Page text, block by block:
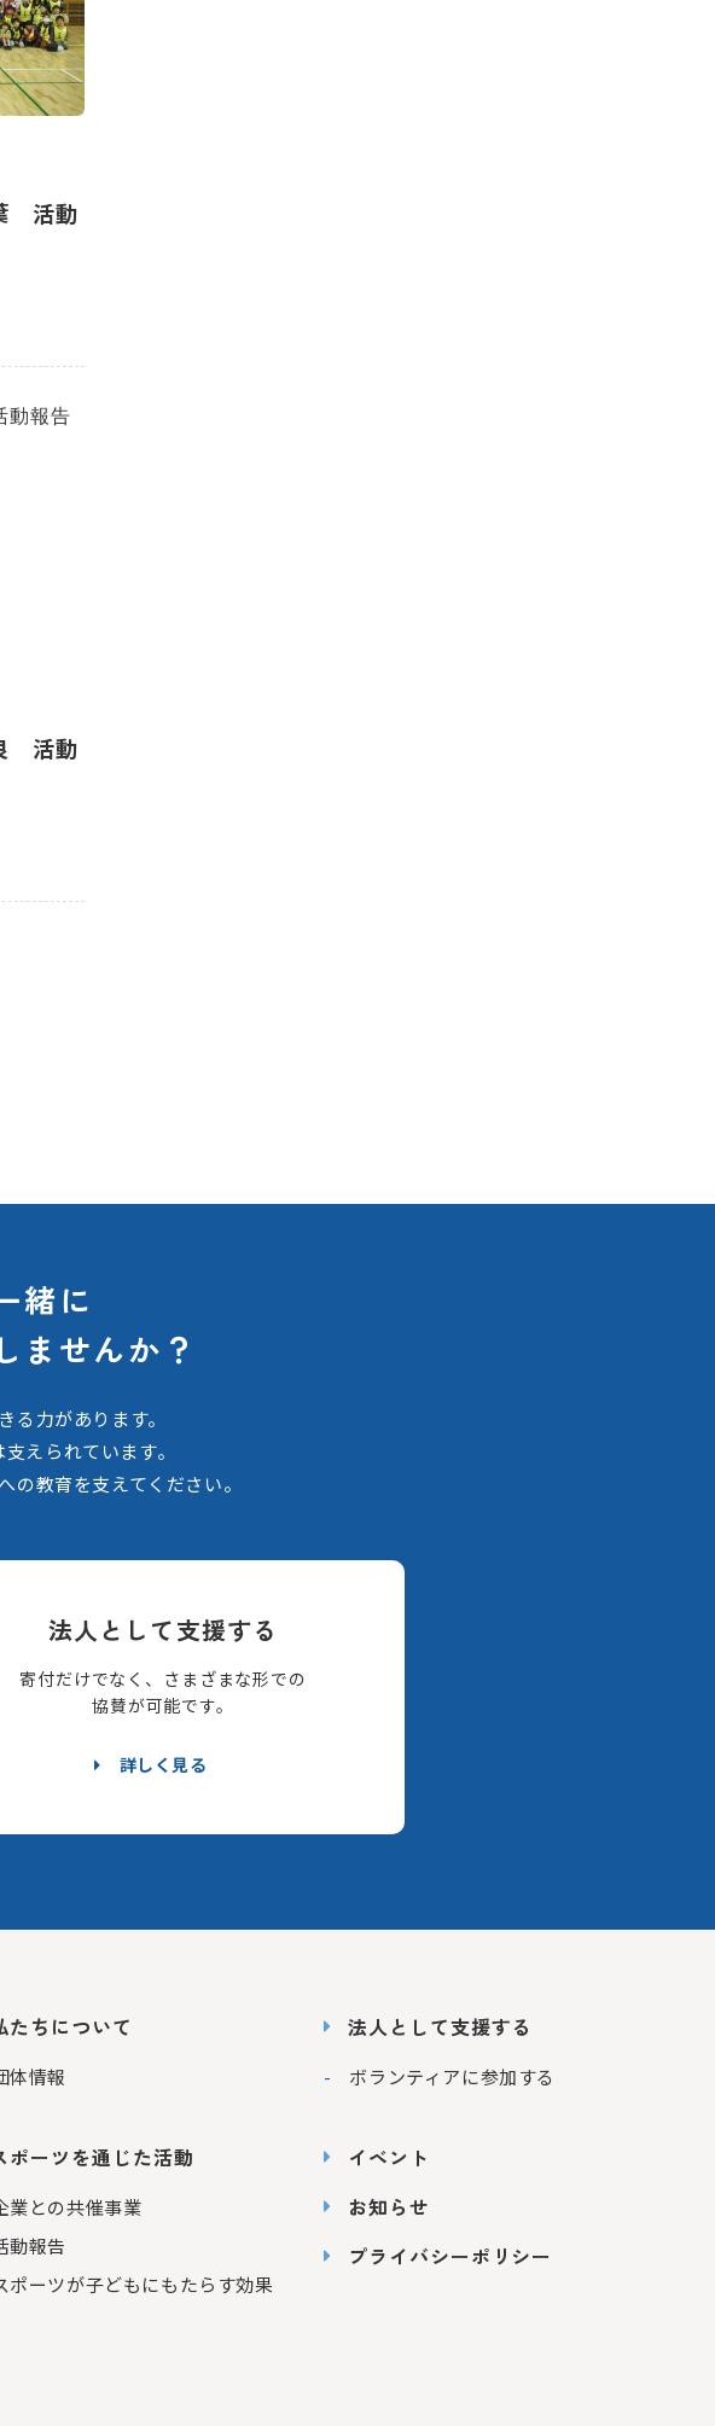
活動
活動
緒に
ませんか？
る力があります。
えられています。
教育を支えてください。
法人として支援する
寄付だけでなく、さまざまな形での
協賛が可能です。
詳しく見る
たちについて
体情報
ポーツを通じた活動
業との共催事業
動報告
ポーツが子どもにもたらす効果
法人として支援する
ボランティアに参加する
イベント
お知らせ
プライバシーポリシー